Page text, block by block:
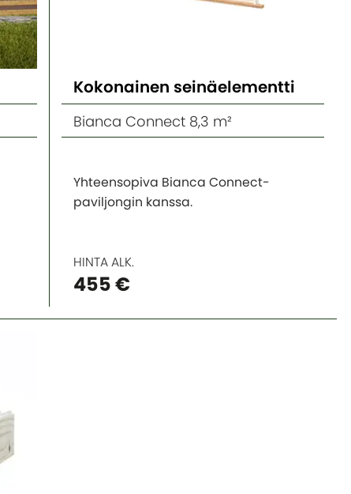
Kokonainen seinäelementti
Bianca Connect 8,3 m²
Yhteensopiva Bianca Connect-
paviljongin kanssa.
HINTA ALK.
455 €